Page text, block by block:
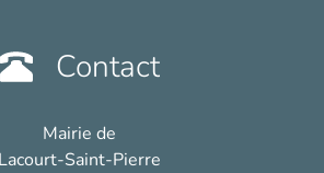
Contact
Mairie de
Lacourt-Saint-Pierre